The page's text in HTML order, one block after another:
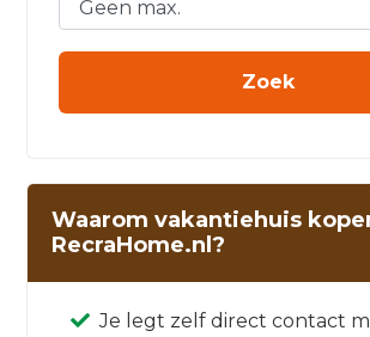
Waarom vakantiehuis
RecraHome.nl?
Je legt zelf direct contact